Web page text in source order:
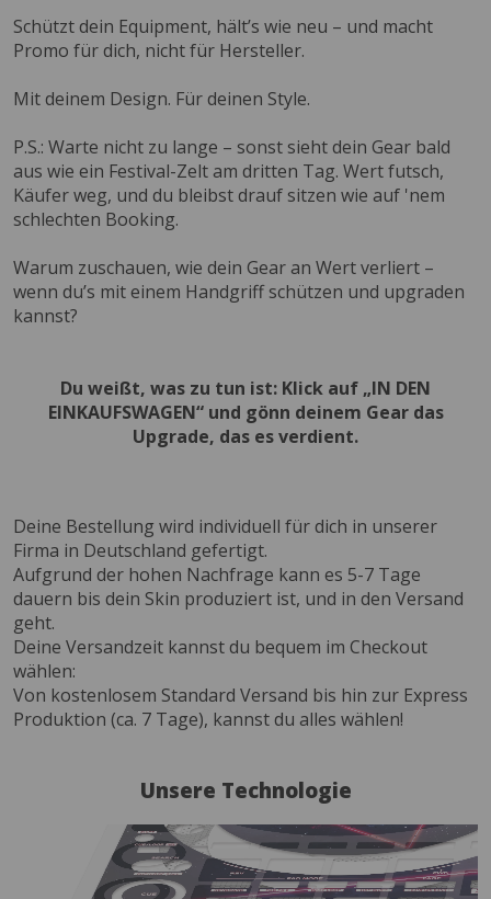
Schützt dein Equipment, hält’s wie neu – und macht
Promo für dich, nicht für Hersteller.
Mit deinem Design. Für deinen Style.
P.S.: Warte nicht zu lange – sonst sieht dein Gear bald
aus wie ein Festival-Zelt am dritten Tag. Wert futsch,
Käufer weg, und du bleibst drauf sitzen wie auf 'nem
schlechten Booking.
Warum zuschauen, wie dein Gear an Wert verliert –
wenn du’s mit einem Handgriff schützen und upgraden
kannst?
Du weißt, was zu tun ist: Klick auf „IN DEN
EINKAUFSWAGEN“ und gönn deinem Gear das
Upgrade, das es verdient.
Deine Bestellung wird individuell für dich in unserer
Firma in Deutschland gefertigt.
Aufgrund der hohen Nachfrage kann es 5-7 Tage
dauern bis dein Skin produziert ist, und in den Versand
geht.
Deine Versandzeit kannst du bequem im Checkout
wählen:
Von kostenlosem Standard Versand bis hin zur Express
Produktion (ca. 7 Tage), kannst du alles wählen!
Unsere Technologie